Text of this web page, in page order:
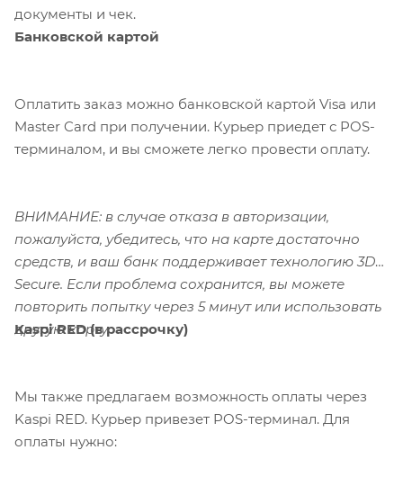
документы и чек.
Банковской картой
Оплатить заказ можно банковской картой Visa или
Master Card при получении. Курьер приедет с POS-
терминалом, и вы сможете легко провести оплату.
ВНИМАНИЕ: в случае отказа в авторизации,
пожалуйста, убедитесь, что на карте достаточно
средств, и ваш банк поддерживает технологию 3D-
Secure. Если проблема сохранится, вы можете
повторить попытку через 5 минут или использовать
другую карту.
Kaspi RED (в рассрочку)
Мы также предлагаем возможность оплаты через
Kaspi RED. Курьер привезет POS-терминал. Для
оплаты нужно: